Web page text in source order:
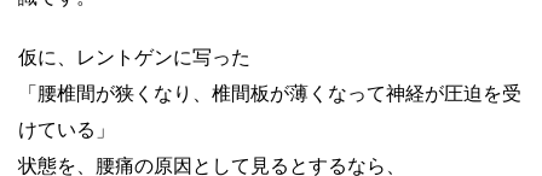
仮に、レントゲンに写った
「腰椎間が狭くなり、椎間板が薄くなって神経が圧迫を受
けている」
状態を、腰痛の原因として見るとするなら、